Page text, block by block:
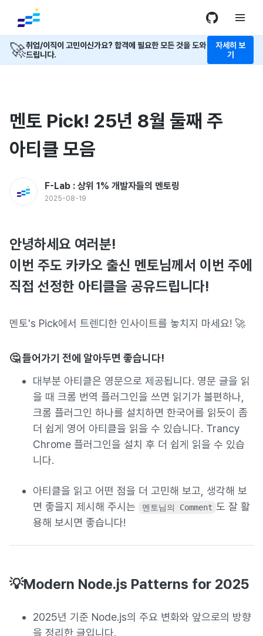
🚀취업/이직이 고민이신가요? 합격에 필요한 모든 것을 도와
드립니다.
자세히 보
기
멘토 Pick! 25년 8월 둘째 주
아티클 모음
F-Lab : 상위 1% 개발자들의 멘토링
2025-08-19
안녕하세요 여러분!
이번 주도 카카오 출신 멘토님께서 이번 주에
직접 선정한 아티클을 공유드립니다!
멘토's Pick에서 트렌디한 인사이트를 놓치지 마세요! 🚀
🤔 들어가기 전에 알아두면 좋습니다!
대부분 아티클은 영문으로 제공됩니다. 영문 글을 읽
을 때 크롬 번역 플러그인을 쓰면 읽기가 불편하나,
크롬 플러그인 하나를 설치하면 한국어를 읽듯이 좀
더 쉽게 영어 아티클을 읽을 수 있습니다. Trancy
Chrome 플러그인을 설치 후 더 쉽게 읽을 수 있습
니다.
아티클을 읽고 어떤 점을 더 고민해 보고, 생각해 보
면 좋을지 제시해 주시는
멘토님의 Comment 도 잘 활
용해 보시면 좋습니다!
💡Modern Node.js Patterns for 2025
2025년 기준 Node.js의 주요 변화와 앞으로의 방향
을 정리한 글입니다.